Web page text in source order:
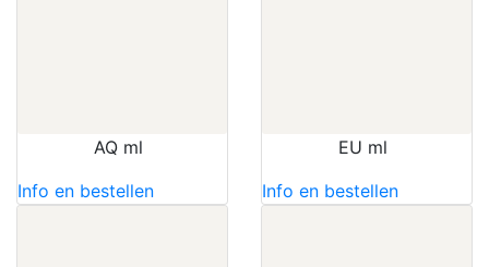
AQ ml
Info en bestellen
EU ml
Info en bestellen